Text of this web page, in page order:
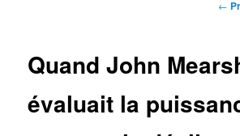
←
Quand John
évaluait la